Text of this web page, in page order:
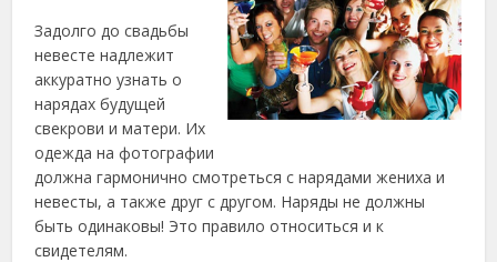
Задолго до свадьбы
невесте надлежит
аккуратно узнать о
нарядах будущей
свекрови и матери. Их
одежда на фотографии
должна гармонично смотреться с нарядами жениха и
невесты, а также друг с другом. Наряды не должны
быть одинаковы! Это правило относиться и к
свидетелям.